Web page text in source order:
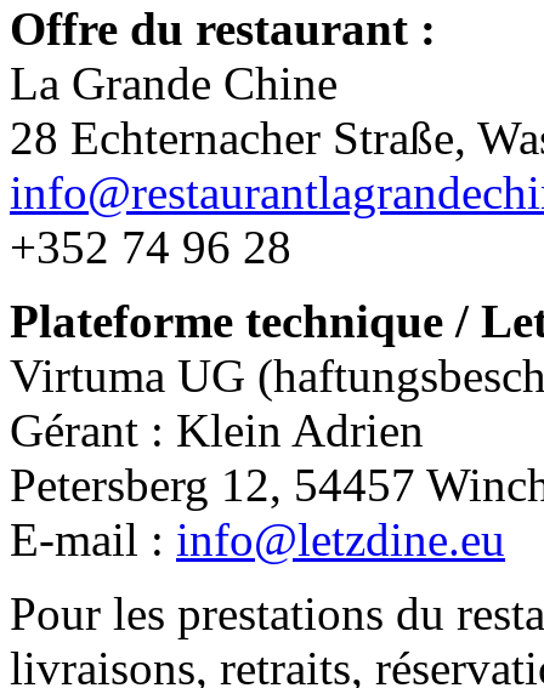
Offre du restaurant :
La Grande Chine
28 Echternacher Straße,
+352 74 96 28
Plateforme technique /
Virtuma UG
Gérant : Klein Adrien
Petersberg 12, 54457
E-mail : info@letzdine.eu
Pour les prestations du
livraisons, retraits,